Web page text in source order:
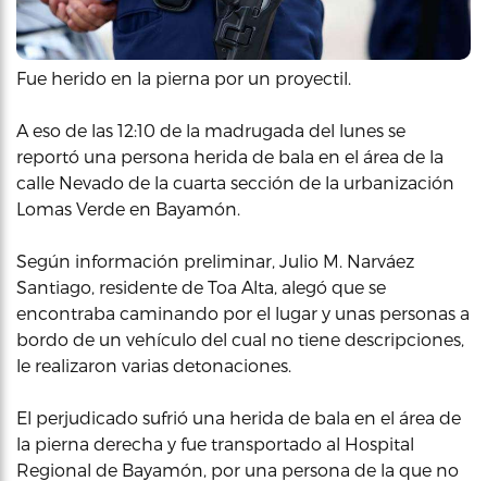
Fue herido en la pierna por un proyectil.
A eso de las 12:10 de la madrugada del lunes se
reportó una persona herida de bala en el área de la
calle Nevado de la cuarta sección de la urbanización
Lomas Verde en Bayamón.
Según información preliminar, Julio M. Narváez
Santiago, residente de Toa Alta, alegó que se
encontraba caminando por el lugar y unas personas a
bordo de un vehículo del cual no tiene descripciones,
le realizaron varias detonaciones.
El perjudicado sufrió una herida de bala en el área de
la pierna derecha y fue transportado al Hospital
Regional de Bayamón, por una persona de la que no